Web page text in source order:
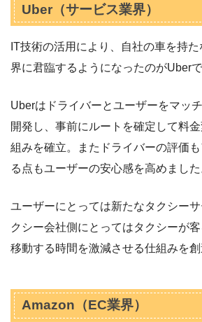
Uber（サービス業界）
IT技術の活用により、自社の車を持
界に君臨するようになったのがUberで
Uberはドライバーとユーザーをマッ
開発し、事前にルートを確定して料
組みを確立。またドライバーの評価
る点もユーザーの安心感を高めました
ユーザーにとっては新たなタクシー
クシー会社側にとってはタクシーが
移動する時間を激減させる仕組みを創
Amazon（EC業界）